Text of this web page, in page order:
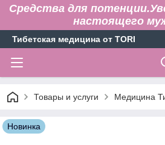
Средства для
настоящего
Тибетская медицина от TORI
Товары и услуги Медицина
Новинка